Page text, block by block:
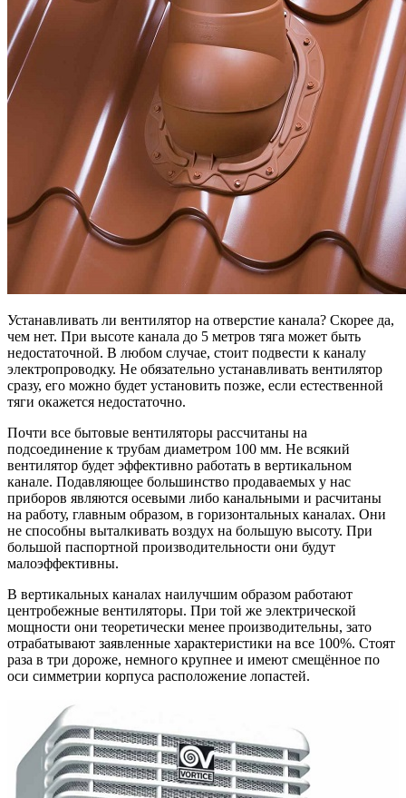
Устанавливать ли вентилятор на отверстие канала? Скорее да,
чем нет. При высоте канала до 5 метров тяга может быть
недостаточной. В любом случае, стоит подвести к каналу
электропроводку. Не обязательно устанавливать вентилятор
сразу, его можно будет установить позже, если естественной
тяги окажется недостаточно.
Почти все бытовые вентиляторы рассчитаны на
подсоединение к трубам диаметром 100 мм. Не всякий
вентилятор будет эффективно работать в вертикальном
канале. Подавляющее большинство продаваемых у нас
приборов являются осевыми либо канальными и расчитаны
на работу, главным образом, в горизонтальных каналах. Они
не способны выталкивать воздух на большую высоту. При
большой паспортной производительности они будут
малоэффективны.
В вертикальных каналах наилучшим образом работают
центробежные вентиляторы. При той же электрической
мощности они теоретически менее производительны, зато
отрабатывают заявленные характеристики на все 100%. Стоят
раза в три дороже, немного крупнее и имеют смещённое по
оси симметрии корпуса расположение лопастей.